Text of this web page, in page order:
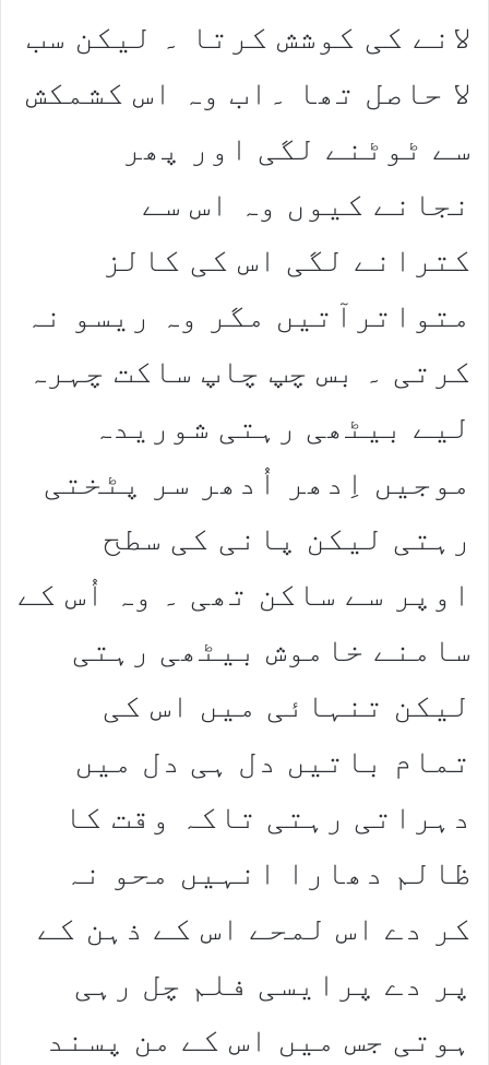
لانے کی کوشش کرتا ۔ لیکن سب
لا حاصل تھا ۔اب وہ اس کشمکش
سے ٹوٹنے لگی اور پھر
نجانے کیوں وہ اس سے
کترانے لگی اس کی کالز
متواترآتیں مگر وہ ریسو نہ
کرتی ۔ بس چپ چاپ ساکت چہرہ
لیے بیٹھی رہتی شوریدہ
موجیں اِدھر اُدھر سر پٹختی
رہتی لیکن پانی کی سطح
اوپر سے ساکن تھی ۔ وہ اُس کے
سامنے خاموش بیٹھی رہتی
لیکن تنہائی میں اس کی
تمام باتیں دل ہی دل میں
دہراتی رہتی تاکہ وقت کا
ظالم دھارا انہیں محو نہ
کر دے اس لمحے اس کے ذہن کے
پر دے پرایسی فلم چل رہی
ہوتی جس میں اس کے من پسند